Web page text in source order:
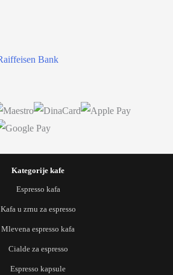
Kategorije kafe
Espresso kafa
Kafa u zrnu za espresso
Mlevena espresso kafa
Cialde za espresso
Espresso kapsule